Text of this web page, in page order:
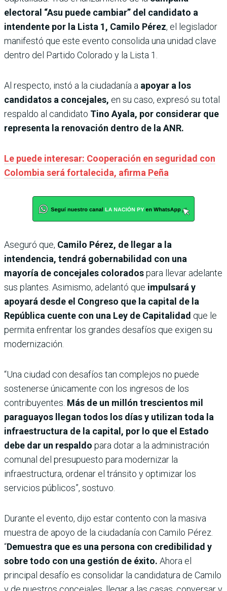
electoral “Asu puede cambiar” del candidato a
intendente por la Lista 1, Camilo Pérez, el legislador
manifestó que este evento consolida una unidad clave
dentro del Partido Colorado y la Lista 1.
Al respecto, instó a la ciudadanía a apoyar a los
candidatos a concejales, en su caso, expresó su total
respaldo al candidato Tino Ayala, por considerar que
representa la renovación dentro de la ANR.
Le puede interesar: Cooperación en seguridad con
Colombia será fortalecida, afirma Peña
Aseguró que, Camilo Pérez, de llegar a la
intendencia, tendrá gobernabilidad con una
mayoría de concejales coloradospara llevar adelante
sus plantes. Asimismo, adelantó que impulsará y
apoyará desde el Congreso que la capital de la
República cuente con una Ley de Capitalidad que le
permita enfrentar los grandes desafíos que exigen su
modernización.
“Una ciudad con desafíos tan complejos no puede
sostenerse únicamente con los ingresos de los
contribuyentes. Más de un millón trescientos mil
paraguayos llegan todos los días y utilizan toda la
infraestructura de la capital, por lo que el Estado
debe dar un respaldo para dotar a la administración
comunal del presupuesto para modernizar la
infraestructura, ordenar el tránsito y optimizar los
servicios públicos”, sostuvo.
Durante el evento, dijo estar contento con la masiva
muestra de apoyo de la ciudadanía con Camilo Pérez.
“Demuestra que es una persona con credibilidad y
sobre todo con una gestión de éxito. Ahora el
principal desafío es consolidar la candidatura de Camilo